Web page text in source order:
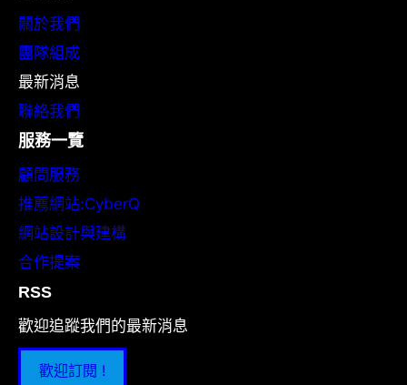
關於我們
團隊組成
最新消息
聯絡我們
服務一覽
顧問服務
推薦網站:CyberQ
網站設計與建構
合作提案
RSS
歡迎追蹤我們的最新消息
歡迎訂閱 !